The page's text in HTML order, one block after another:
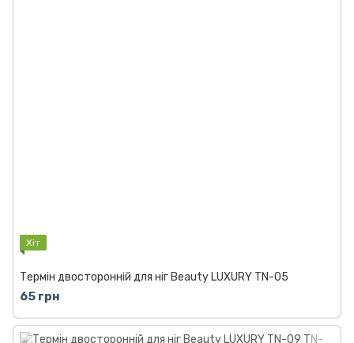
Хіт
Термін двосторонній для ніг Beauty LUXURY TN-05
65 грн